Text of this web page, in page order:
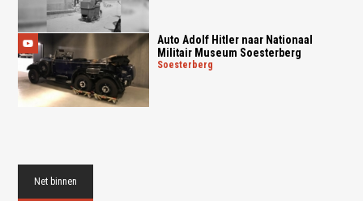
Auto Adolf Hitler naar Nationaal
Militair Museum Soesterberg
soesterberg
Net binnen